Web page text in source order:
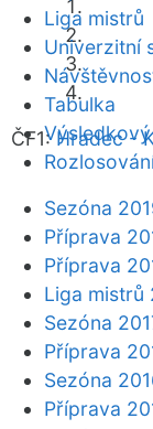
ČF1:Hradec -
Liga mistrů
Univerzitní
Tabulka
Sezóna
Příprava
Příprava
Liga mistrů
Sezóna
Příprava
Sezóna
Příprava